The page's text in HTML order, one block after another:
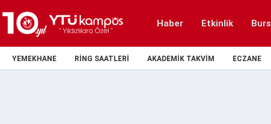
Haber Etkinlik Burs
YEMEKHANE RING SAATLERI AKADEMIK TAKVIM ECZANE